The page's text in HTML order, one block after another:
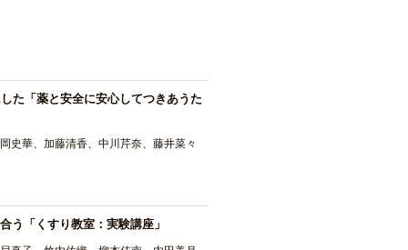
た「薬と安全に安心してつきあうた
華、加藤清香、中川芹奈、藤井菜々
う「くすり教室：実験講座」